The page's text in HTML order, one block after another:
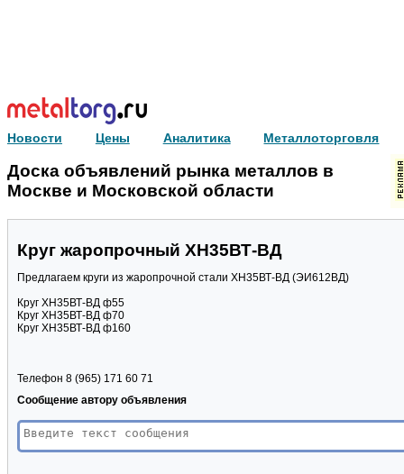
Новости Цены Аналитика Металлоторговля
Доска объявлений рынка металлов в
Москве и Московской области
Круг жаропрочный ХН35ВТ-ВД
Предлагаем круги из жаропрочной стали ХН35ВТ-ВД (ЭИ612ВД)
Круг ХН35ВТ-ВД ф55
Круг ХН35ВТ-ВД ф70
Круг ХН35ВТ-ВД ф160
Телефон 8 (965) 171 60 71
Сообщение автору объявления